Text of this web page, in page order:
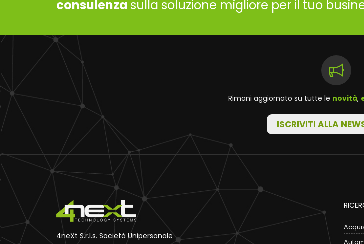
consulenza sulla soluzione migliore per il tuo
Rimani aggiornato su tutte le novità,
ISCRIVITI ALLA
4neXt S.r.l.s. Società Unipersonale